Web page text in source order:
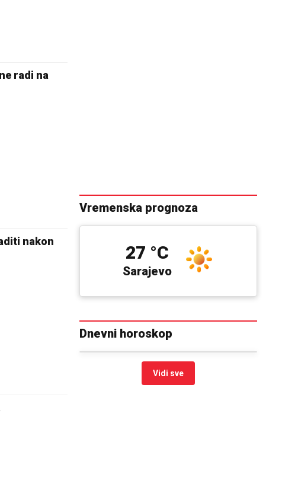
radi na
nakon
Vremenska prognoza
Sarajevo
27 °C
Dnevni horoskop
Vidi sve